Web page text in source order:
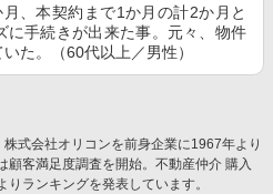
、本契約まで1か月の計2か月と
に手続きが出来た事。元々、物件
た。（60代以上／男性）
式会社オリコンを前身企業に1967年より
顧客満足度調査を開始。不動産仲介 購入
ランキングを発表しています。